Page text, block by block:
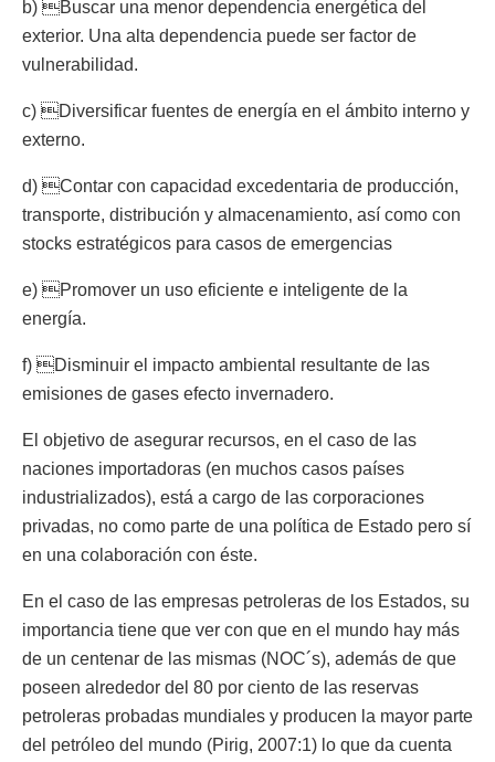
b) Buscar una menor dependencia energética del
exterior. Una alta dependencia puede ser factor de
vulnerabilidad.
c) Diversificar fuentes de energía en el ámbito interno y
externo.
d) Contar con capacidad excedentaria de producción,
transporte, distribución y almacenamiento, así como con
stocks estratégicos para casos de emergencias
e) Promover un uso eficiente e inteligente de la
energía.
f) Disminuir el impacto ambiental resultante de las
emisiones de gases efecto invernadero.
El objetivo de asegurar recursos, en el caso de las
naciones importadoras (en muchos casos países
industrializados), está a cargo de las corporaciones
privadas, no como parte de una política de Estado pero sí
en una colaboración con éste.
En el caso de las empresas petroleras de los Estados, su
importancia tiene que ver con que en el mundo hay más
de un centenar de las mismas (NOC´s), además de que
poseen alrededor del 80 por ciento de las reservas
petroleras probadas mundiales y producen la mayor parte
del petróleo del mundo (Pirig, 2007:1) lo que da cuenta